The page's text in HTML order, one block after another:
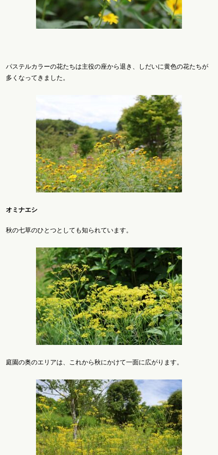
パステルカラーの花たちは主役の座から退き、しだいに黄色の花たちが
多くなってきました。
オミナエシ
秋の七草のひとつとしても知られています。
庭園の奥のエリアは、これから秋にかけて一面に広がります。